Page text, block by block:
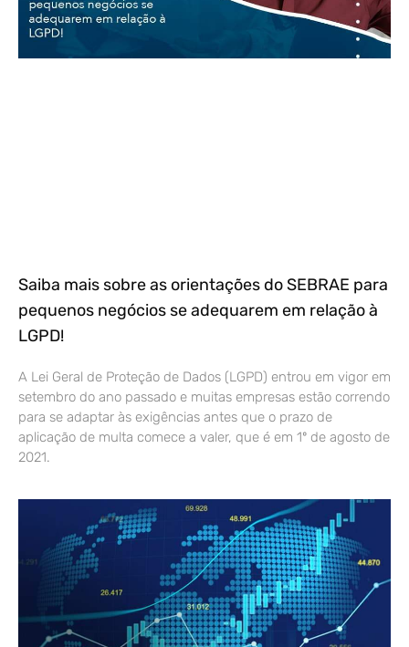
Saiba mais sobre as orientações do SEBRAE para
pequenos negócios se adequarem em relação à
LGPD!
A Lei Geral de Proteção de Dados (LGPD) entrou em vigor em
setembro do ano passado e muitas empresas estão correndo
para se adaptar às exigências antes que o prazo de
aplicação de multa comece a valer, que é em 1º de agosto de
2021.